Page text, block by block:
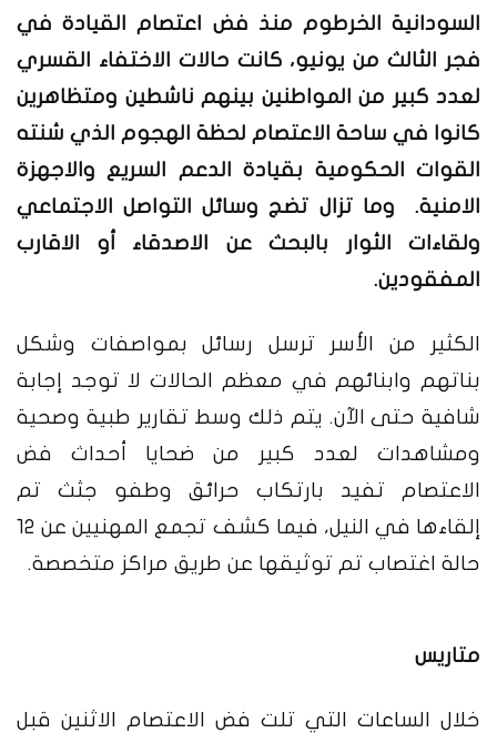
السودانية الخرطوم منذ فض اعتصام القيادة في
فجر الثالث من يونيو، كانت حالات الاختفاء القسري
لعدد كبير من المواطنين بينهم ناشطين ومتظاهرين
كانوا في ساحة الاعتصام لحظة الهجوم الذي شنته
القوات الحكومية بقيادة الدعم السريع والاجهزة
الامنية. وما تزال تضج وسائل التواصل الاجتماعي
ولقاءات الثوار بالبحث عن الاصدقاء أو الاقارب
المفقودين.
الكثير من الأسر ترسل رسائل بمواصفات وشكل
بناتهم وابنائهم في معظم الحالات لا توجد إجابة
شافية حتى الآن. يتم ذلك وسط تقارير طبية وصحية
ومشاهدات لعدد كبير من ضحايا أحداث فض
الاعتصام تفيد بارتكاب حرائق وطفو جثث تم
إلقاءها في النيل، فيما كشف تجمع المهنيين عن 12
حالة اغتصاب تم توثيقها عن طريق مراكز متخصصة.
متاريس
خلال الساعات التي تلت فض الاعتصام الاثنين قبل